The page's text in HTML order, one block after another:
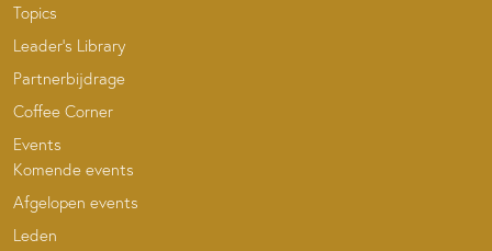
Topics
Leader’s Library
Partnerbijdrage
Coffee Corner
Events
Komende events
Afgelopen events
Leden